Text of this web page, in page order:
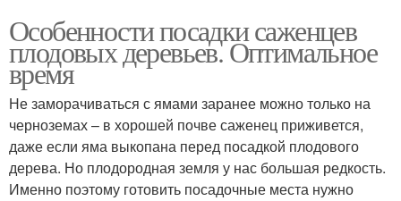
Особенности посадки саженцев
плодовых деревьев. Оптимальное
время
Не заморачиваться с ямами заранее можно только на
черноземах – в хорошей почве саженец приживется,
даже если яма выкопана перед посадкой плодового
дерева. Но плодородная земля у нас большая редкость.
Именно поэтому готовить посадочные места нужно